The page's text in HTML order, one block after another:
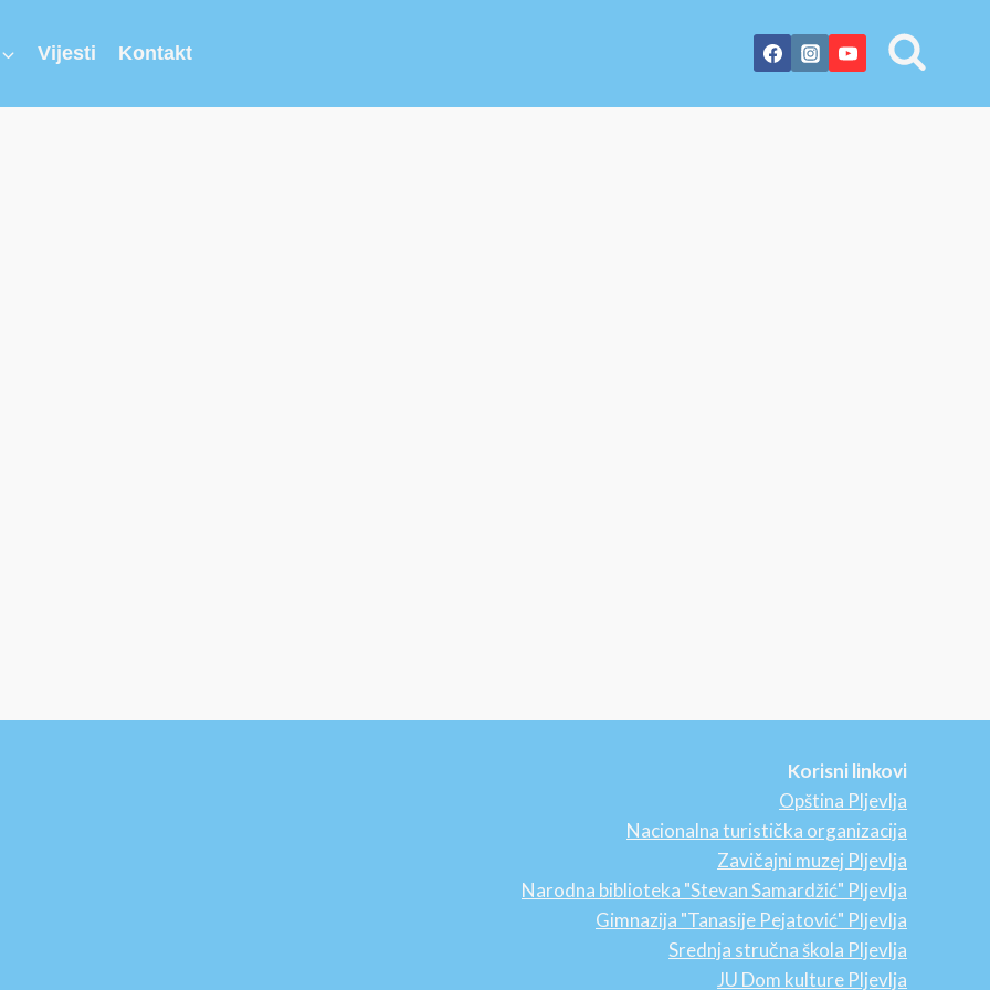
Vijesti Kontakt
Korisni linkovi
Opština Pljevlja
Nacionalna turistička organizacija
Zavičajni muzej Pljevlja
Narodna biblioteka "Stevan Samardžić" Pljevlja
Gimnazija "Tanasije Pejatović" Pljevlja
Srednja stručna škola Pljevlja
JU Dom kulture Pljevlja